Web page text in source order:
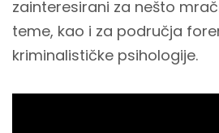
zainteresirani za nešto
teme, kao i za područja
kriminalističke psihologije.